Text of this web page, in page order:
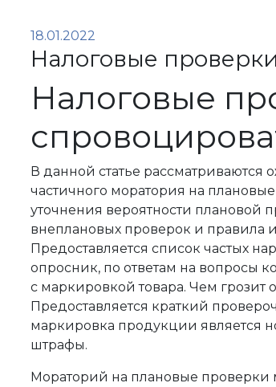
18.01.2022
Налоговые
Налоговые
В данной статье рассматриваются
частичного моратория на
уточнения вероятности плановой
внеплановых проверок и правила
Предоставляется список частых
опросник, по ответам на вопросы
с маркировкой товара. Чем грозит
Предоставляется краткий
маркировка продукции является
штрафы.
Мораторий на плановые проверки